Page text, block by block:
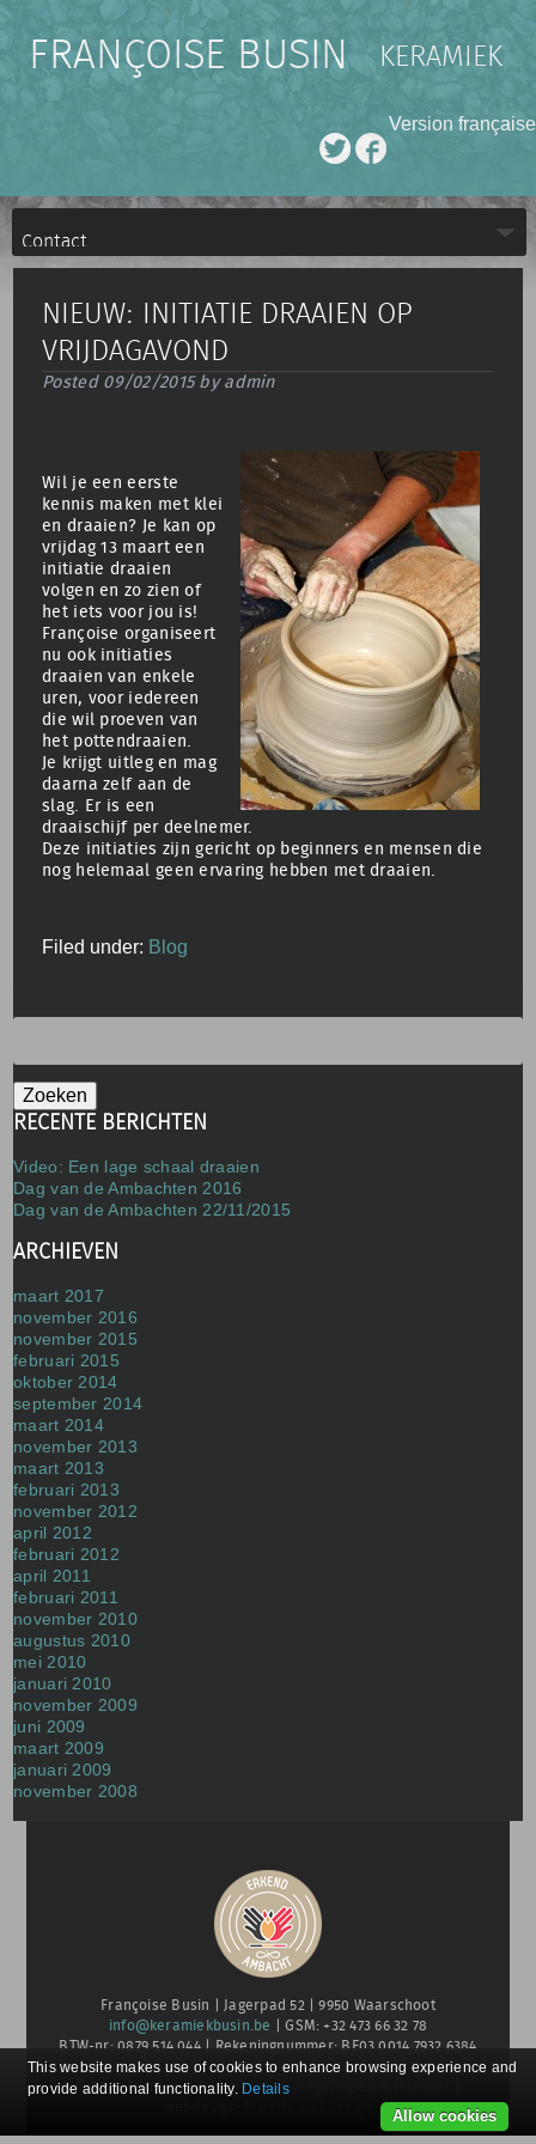
FRANÇOISE BUSIN KERAMIEK
Version française
NIEUW: INITIATIE DRAAIEN OP
VRIJDAGAVOND
Posted 09/02/2015by admin
Wil je een eerste
kennis maken met klei
en draaien? Je kan op
vrijdag 13 maart een
initiatie draaien
volgen en zo zien of
het iets voor jou is!
Françoise organiseert
nu ook initiaties
draaien van enkele
uren, voor iedereen
die wil proeven van
het pottendraaien.
Je krijgt uitleg en mag
daarna zelf aan de
slag. Er is een
draaischijf per deelnemer.
Deze initiaties zijn gericht op beginners en mensen die
nog helemaal geen ervaring hebben met draaien.
Filed under: Blog
RECENTE BERICHTEN
Video: Een lage schaal draaien
Dag van de Ambachten 2016
Dag van de Ambachten 22/11/2015
ARCHIEVEN
maart 2017
november 2016
november 2015
februari 2015
oktober 2014
september 2014
maart 2014
november 2013
maart 2013
februari 2013
november 2012
april 2012
februari 2012
april 2011
februari 2011
november 2010
augustus 2010
mei 2010
januari 2010
november 2009
juni 2009
maart 2009
januari 2009
november 2008
Françoise Busin | Jagerpad 52 | 9950 Waarschoot
info@keramiekbusin.be
| GSM: +32 473 66 32 78
BTW-nr: 0879 514 044 | Rekeningnummer: BE03 0014 7932 6384
© 2026 Françoise Busin |Privacyregeling en disclaimer
This website makes use of cookies to enhance browsing experience and
provide additional functionality. Details
Allow cookies